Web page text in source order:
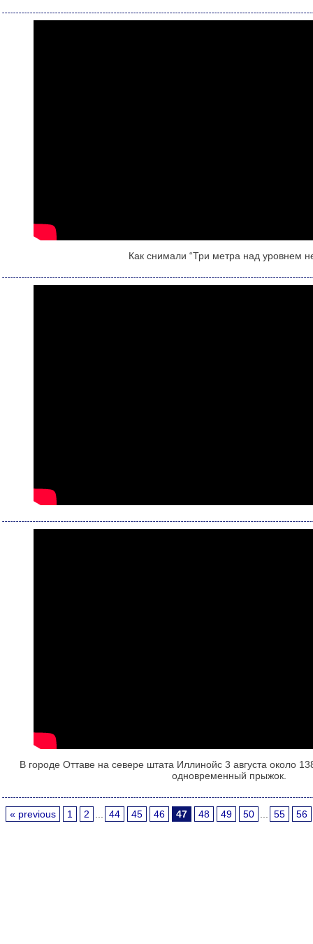
Как снимали “Три метра над уровнем
В городе Оттаве на севере штата Иллинойс 3 августа около
одновременный прыжок.
« previous 1 2 44 45 46 47 48 49 50 55 56